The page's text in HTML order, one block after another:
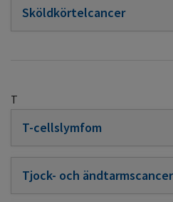
Sköldkörtelcancer
T
T-cellslymfom
Tjock- och ändtarmscancer